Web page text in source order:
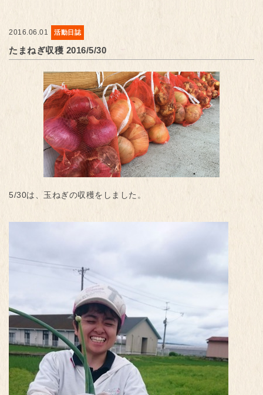
2016.06.01 活動日誌
たまねぎ収穫 2016/5/30
5/30は、玉ねぎの収穫をしました。